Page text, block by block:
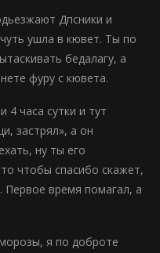
Дпсники и
ушла в кювет. Ты по
бедалагу, а
фуру с кювета.
4 часа сутки и тут
застрял», а он
ну ты его
чтобы спасибо скажет,
Первое время помагал, а
я по доброте